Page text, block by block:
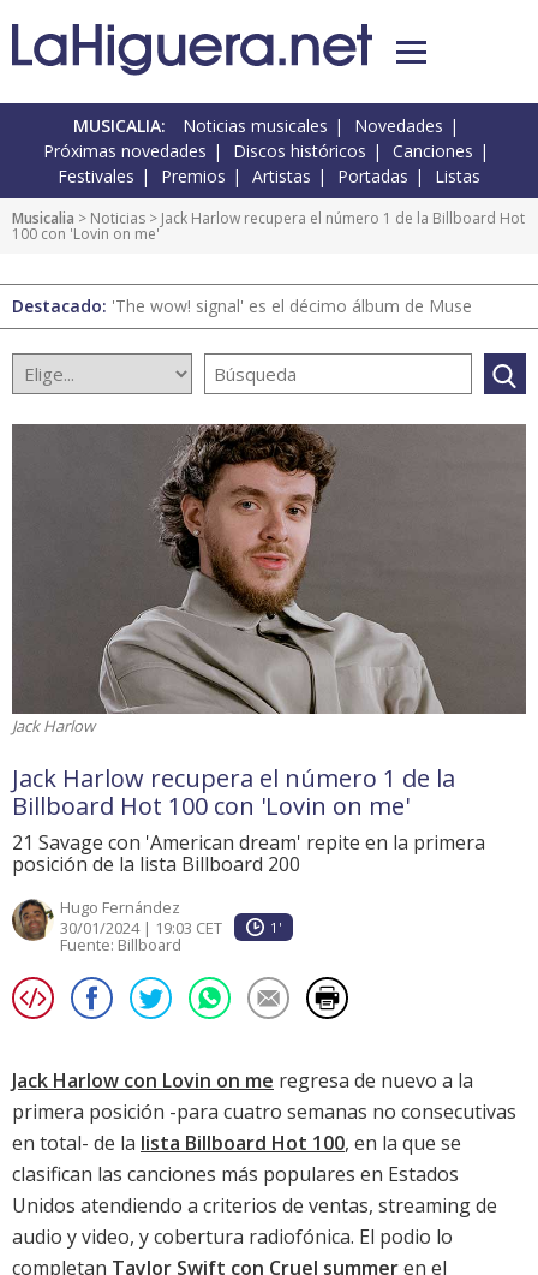
MUSICALIA: Noticias musicales
Novedades
Próximas novedades
Discos históricos
Canciones
Festivales
Premios Artistas Portadas Listas
Musicalia > Noticias > Jack Harlow recupera el número 1 de la Billboard Hot
100 con 'Lovin on me'
Destacado: 'The wow! signal' es el décimo álbum de Muse
Jack Harlow
Jack Harlow recupera el número 1 de la
Billboard Hot 100 con 'Lovin on me'
21 Savage con 'American dream' repite en la primera
posición de la lista Billboard 200
Hugo Fernández
30/01/2024 | 19:03 CET
1'
Fuente: Billboard
Jack Harlow con Lovin on me regresa de nuevo a la
primera posición -para cuatro semanas no consecutivas
en total- de la lista Billboard Hot 100, en la que se
clasifican las canciones más populares en Estados
Unidos atendiendo a criterios de ventas, streaming de
audio y video, y cobertura radiofónica. El podio lo
completan Taylor Swift con Cruel summeren el